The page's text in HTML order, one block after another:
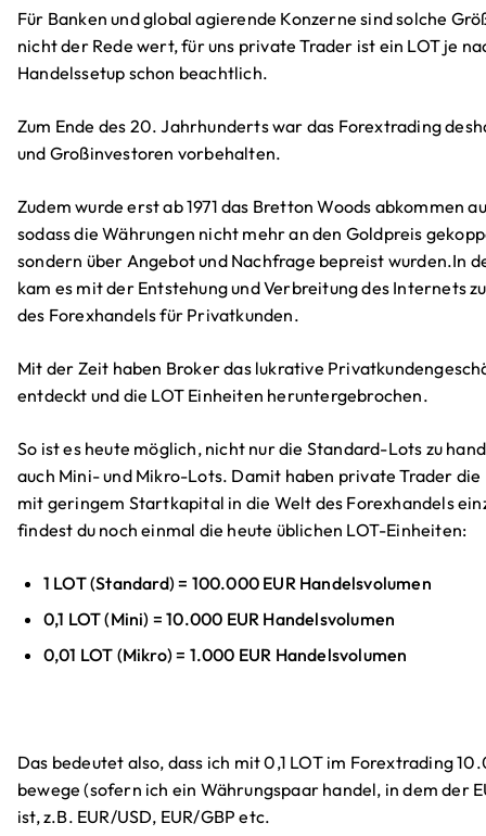
Für Banken und global agierende Konzerne sind solche
nicht der Rede wert, für uns private Trader ist ein LOT je
Handelssetup schon beachtlich.
Zum Ende des 20. Jahrhunderts war das Forextrading
und Großinvestoren vorbehalten.
Zudem wurde erst ab 1971 das Bretton Woods abkommen
sodass die Währungen nicht mehr an den Goldpreis
sondern über Angebot und Nachfrage bepreist wurden.In
kam es mit der Entstehung und Verbreitung des Internets
des Forexhandels für Privatkunden.
Mit der Zeit haben Broker das lukrative
entdeckt und die LOT Einheiten heruntergebrochen.
So ist es heute möglich, nicht nur die Standard-Lots zu
auch Mini- und Mikro-Lots. Damit haben private Trader
mit geringem Startkapital in die Welt des Forexhandels
findest du noch einmal die heute üblichen LOT-Einheiten:
1 LOT (Standard) = 100.000 EUR Handelsvolumen
0,1 LOT (Mini) = 10.000 EUR Handelsvolumen
0,01 LOT (Mikro) = 1.000 EUR Handelsvolumen
Das bedeutet also, dass ich mit 0,1 LOT im Forextrading
bewege (sofern ich ein Währungspaar handel, in dem der
ist, z.B. EUR/USD, EUR/GBP etc.